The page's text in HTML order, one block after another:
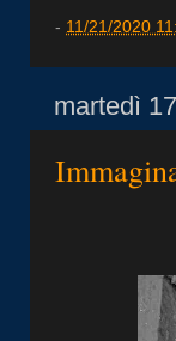
- 11/21/2020
martedì